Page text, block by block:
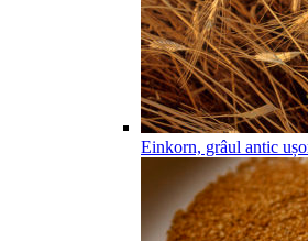
Einkorn, grâul antic